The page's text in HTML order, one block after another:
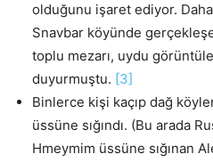
olduğunu işaret ediyor.
Snavbar köyünde
toplu mezarı, uydu
duyurmuştu. [3]
Binlerce kişi kaçıp dağ
üssüne sığındı. (Bu arada
Hmeymim üssüne sığınan